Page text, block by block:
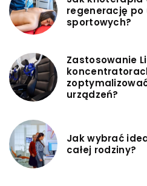
regenerację po
sportowych?
Zastosowanie
urządzeń?
Jak wybrać
całej rodziny?